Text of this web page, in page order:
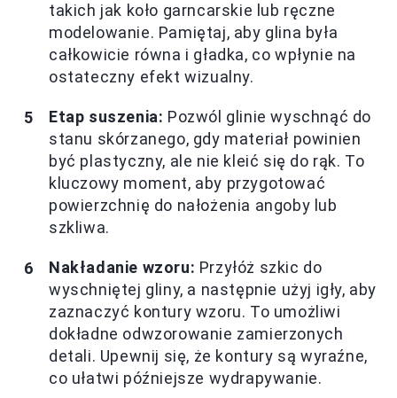
takich jak koło garncarskie lub ręczne
modelowanie. Pamiętaj, aby glina była
całkowicie równa i gładka, co wpłynie na
ostateczny efekt wizualny.
Etap suszenia: Pozwól glinie wyschnąć do
stanu skórzanego, gdy materiał powinien
być plastyczny, ale nie kleić się do rąk. To
kluczowy moment, aby przygotować
powierzchnię do nałożenia angoby lub
szkliwa.
Nakładanie wzoru: Przyłóż szkic do
wyschniętej gliny, a następnie użyj igły, aby
zaznaczyć kontury wzoru. To umożliwi
dokładne odwzorowanie zamierzonych
detali. Upewnij się, że kontury są wyraźne,
co ułatwi późniejsze wydrapywanie.